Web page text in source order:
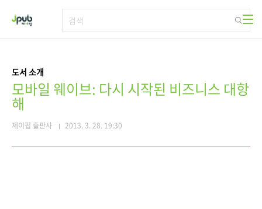
도서 소개
모바일 웨이브: 다시 시작된 비즈니스 대항
해
제이펍 출판사 2013. 3. 28. 19:30